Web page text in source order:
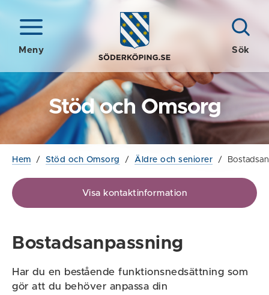
Meny Sök
Stöd och Omsorg
Hem / Stöd och Omsorg / Äldre och seniorer /
Visa kontaktinformation
Bostadsanpassning
Har du en bestående funktionsnedsättning som
gör att du behöver anpassa din